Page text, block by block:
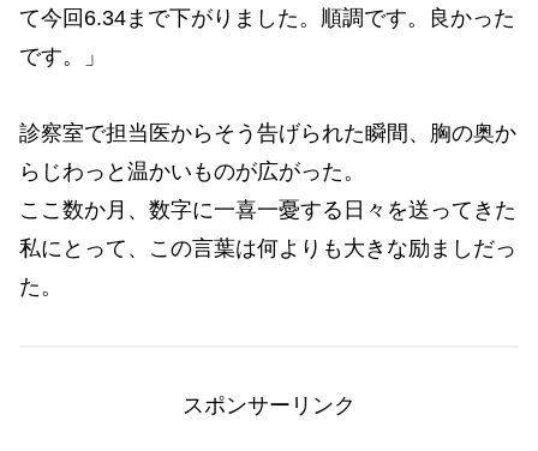
て今回6.34まで下がりました。順調です。良かった
です。」
診察室で担当医からそう告げられた瞬間、胸の奥か
らじわっと温かいものが広がった。
ここ数か月、数字に一喜一憂する日々を送ってきた
私にとって、この言葉は何よりも大きな励ましだっ
た。
スポンサーリンク